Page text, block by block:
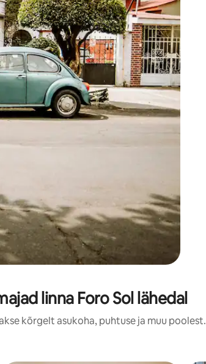
ekraani.
linna Foro Sol lähedal
kõrgelt asukoha, puhtuse ja muu poolest.